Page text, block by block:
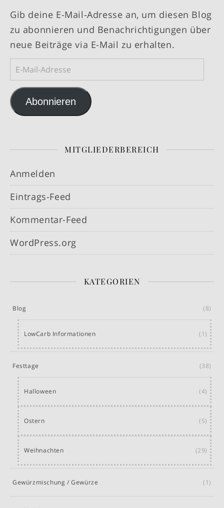
Gib deine E-Mail-Adresse an, um diesen Blog
zu abonnieren und Benachrichtigungen über
neue Beiträge via E-Mail zu erhalten.
E-Mail-Adresse
Abonnieren
MITGLIEDERBEREICH
Anmelden
Eintrags-Feed
Kommentar-Feed
WordPress.org
KATEGORIEN
Blog (8)
LowCarb Informationen (1)
Festtage (38)
Halloween (4)
Ostern (5)
Weihnachten (29)
Gewürzmischung / Gewürze (1)